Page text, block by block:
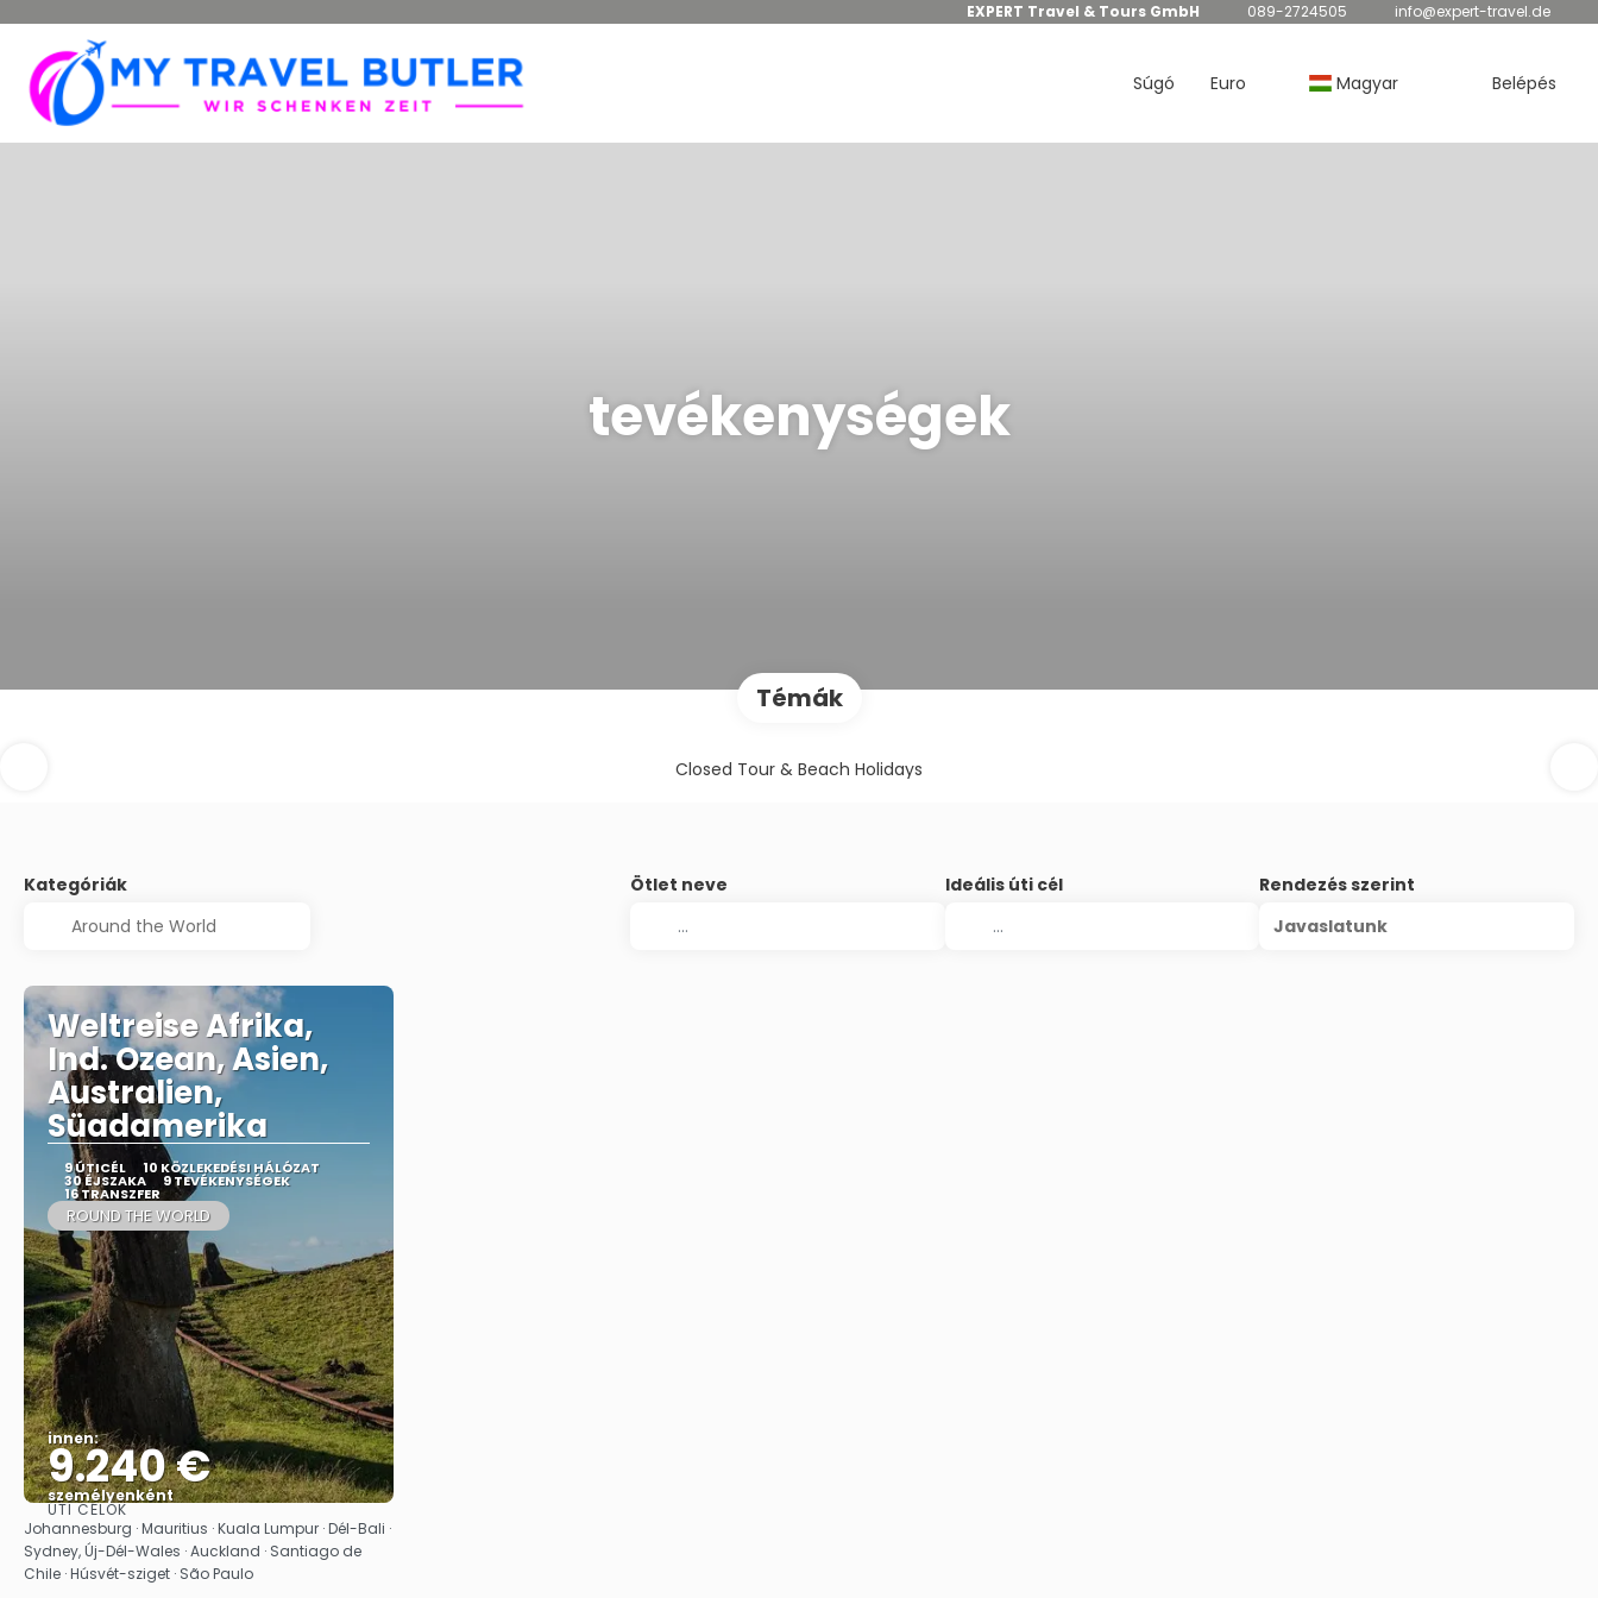
EXPERT Travel & Tours GmbH 089-2724505 info@expert-travel.de
Súgó Euro Magyar Belépés
tevékenységek
Témák
Closed Tour & Beach Holidays
Kategóriák Ötlet neve Ideális úti cél
Rendezés szerint
Javaslatunk
Weltreise Afrika,
Ind. Ozean, Asien,
Australien,
Süadamerika
9 ÚTICÉL 10 KÖZLEKEDÉSI HÁLÓZAT
30 ÉJSZAKA 9 TEVÉKENYSÉGEK
16 TRANSZFER
ROUND THE WORLD
innen:
9.240 €
személyenként
Megnézem
ÚTI CÉLOK
Johannesburg · Mauritius · Kuala Lumpur · Dél-Bali ·
Sydney, Új-Dél-Wales · Auckland · Santiago de
Chile · Húsvét-sziget · São Paulo